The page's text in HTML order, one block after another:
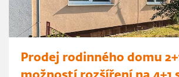
Prodej rodinného domu